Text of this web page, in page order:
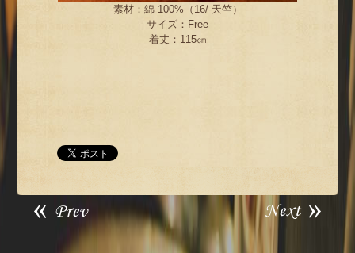
素材：綿 100%（16/-天竺）
サイズ：Free
着丈：115㎝